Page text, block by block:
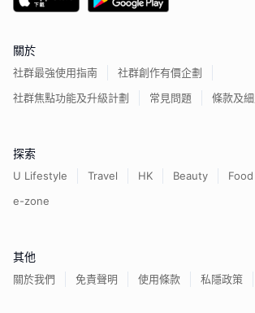
關於
社群最強使用指南
社群創作有價企劃
社群焦點功能及升級計劃
常見問題 條款及
探索
U Lifestyle Travel HK Beauty Food
e-zone
其他
關於我們 免責聲明 使用條款 私隱政策